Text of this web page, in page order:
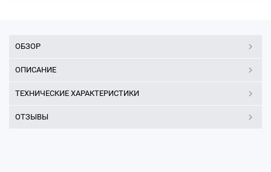
ОБЗОР
ОПИСАНИЕ
ТЕХНИЧЕСКИЕ ХАРАКТЕРИСТИКИ
ОТЗЫВЫ